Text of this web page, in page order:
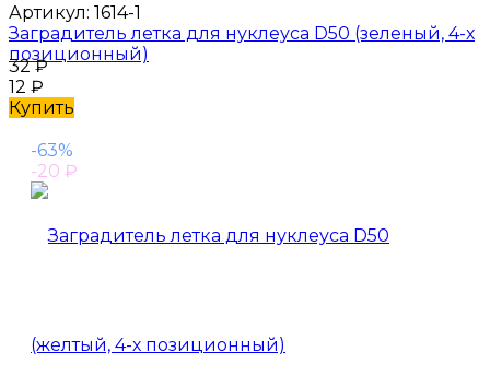
Артикул: 1614-1
Заградитель летка для нуклеуса D50 (зеленый, 4-х
позиционный)
32₽
12 ₽
Купить
-63%
-20 ₽